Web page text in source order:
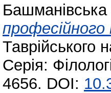
Таврійського
Серія:
4656. DOI: